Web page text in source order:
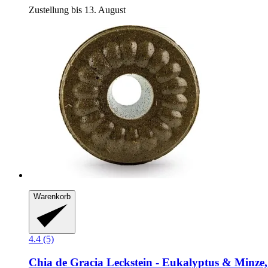
Zustellung bis 13. August
Warenkorb
4.4 (5)
Chia de Gracia Leckstein -​ Eukalyptus &